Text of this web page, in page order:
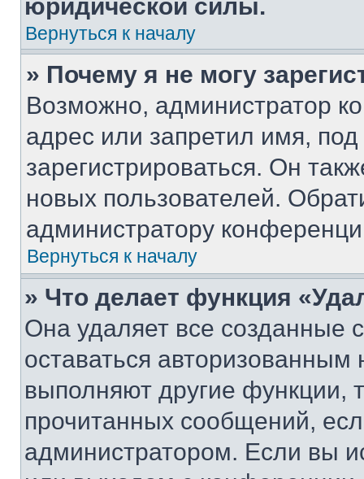
юридической силы.
Вернуться к началу
» Почему я не могу
Возможно, администратор
адрес или запретил имя,
зарегистрироваться. Он
новых пользователей.
администратору
Вернуться к началу
» Что делает функция
Она удаляет все созданные
оставаться
выполняют другие функции,
прочитанных сообщений,
администратором. Если вы